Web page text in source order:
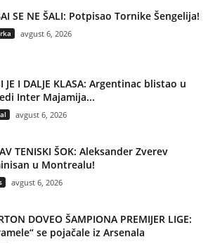
SE NE ŠALI: Potpisao Tornike Šengelija!
avgust 6, 2026
JE I DALJE KLASA: Argentinac blistao u
Inter Majamija...
avgust 6, 2026
TENISKI ŠOK: Aleksander Zverev
u Montrealu!
avgust 6, 2026
DOVEO ŠAMPIONA PREMIJER LIGE:
se pojačale iz Arsenala